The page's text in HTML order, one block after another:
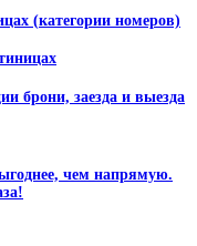
(категории номеров)
брони, заезда и выезда
чем напрямую.